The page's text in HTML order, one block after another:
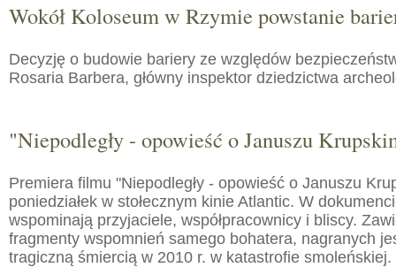
Wokół Koloseum w Rzymie powstanie
Decyzję o budowie bariery ze względów
Rosaria Barbera, główny inspektor dziedzictwa
"Niepodległy - opowieść o Januszu
Premiera filmu "Niepodległy - opowieść o Januszu
poniedziałek w stołecznym kinie Atlantic. W
wspominają przyjaciele, współpracownicy i bliscy.
fragmenty wspomnień samego bohatera, nagranych
tragiczną śmiercią w 2010 r. w katastrofie smoleńskiej.